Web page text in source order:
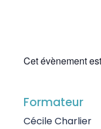
Cet évènement
Formateur
Cécile Charlier